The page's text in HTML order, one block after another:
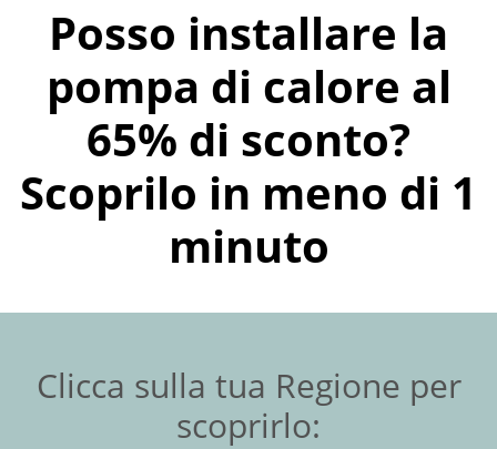
Posso installare la
pompa di calore al
65% di sconto?
Scoprilo in meno di 1
minuto
Clicca sulla tua Regione per
scoprirlo: